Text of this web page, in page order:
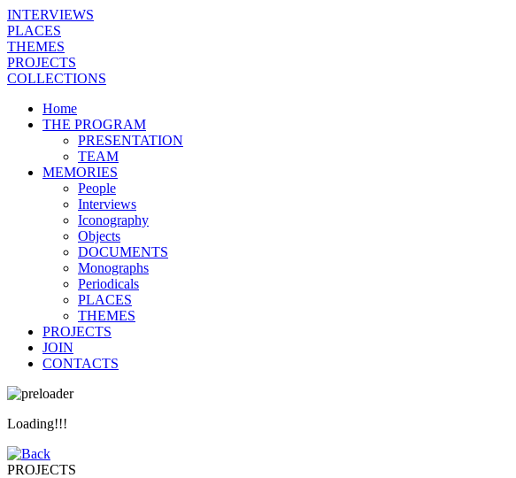
INTERVIEWS
PLACES
THEMES
PROJECTS
COLLECTIONS
Home
THE PROGRAM
PRESENTATION
TEAM
MEMORIES
People
Interviews
Iconography
Objects
DOCUMENTS
Monographs
Periodicals
PLACES
THEMES
PROJECTS
JOIN
CONTACTS
Loading!!!
PROJECTS